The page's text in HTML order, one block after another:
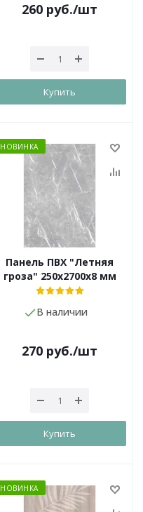
260 руб./шт
Купить
НОВИНКА
Панель ПВХ "Летняя
гроза" 250х2700х8 мм
В наличии
270 руб./шт
Купить
НОВИНКА